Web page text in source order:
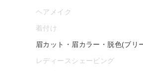
ヘアメイク
着付け
眉カット・眉カラー・脱色(ブリ
レディースシェービング